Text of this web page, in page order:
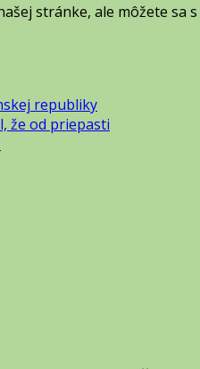
stránke, ale môžete
republiky
že od priepasti